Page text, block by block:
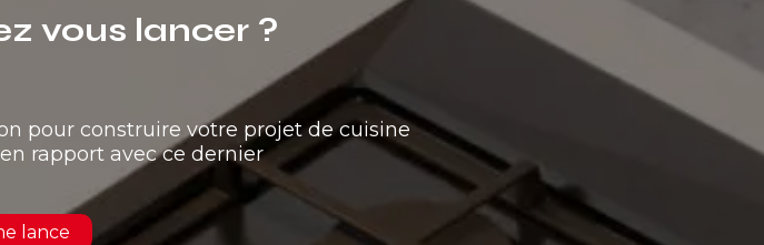
vous lancer ?
pour construire votre projet de cuisine
rapport avec ce dernier
lance